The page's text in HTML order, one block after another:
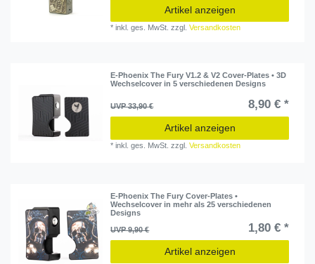
Artikel anzeigen
*inkl. ges. MwSt. zzgl.Versandkosten
E-Phoenix The Fury V1.2 & V2 Cover-Plates • 3D
Wechselcover in 5 verschiedenen Designs
UVP 33,90 € 8,90 € *
Artikel anzeigen
*inkl. ges. MwSt. zzgl.Versandkosten
E-Phoenix The Fury Cover-Plates •
Wechselcover in mehr als 25 verschiedenen
Designs
UVP 9,90 €
1,80 € *
Artikel anzeigen